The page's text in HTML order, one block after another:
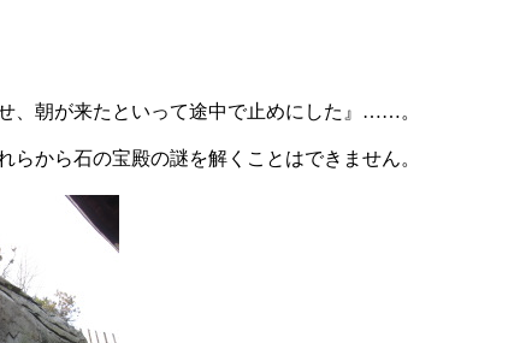
、朝が来たといって途中で止めにした』……。
から石の宝殿の謎を解くことはできません。